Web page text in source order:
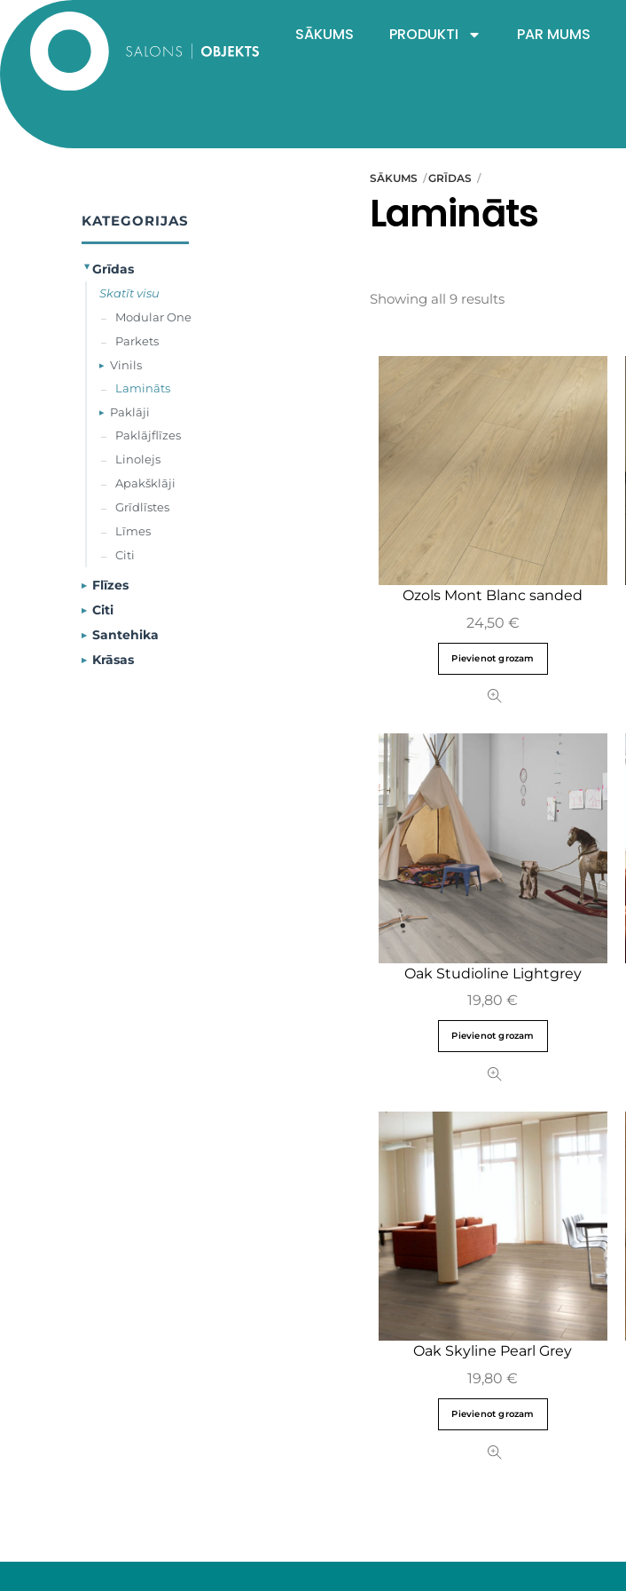
SĀKUMS PRODUKTI PAR MUMS
SĀKUMS GRĪDAS
Lamināts
Showing all 9 results
Ozols Mont Blanc sanded
24,50 €
Pievienot grozam
Oak Studioline Lightgrey
19,80€
Pievienot grozam
Oak Skyline Pearl Grey
19,80€
Pievienot grozam
KATEGORIJAS
▸Grīdas
Skatīt visu
–
Modular One
– Parkets
▸ Vinils
– Lamināts
▸ Paklāji
– Paklājflīzes
– Linolejs
– Apakšklāji
– Grīdlīstes
– Līmes
– Citi
▸ Flīzes
▸ Citi
▸ Santehika
▸ Krāsas